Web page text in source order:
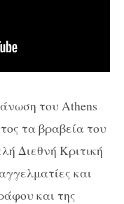
του Athens
τα βραβεία του
Διεθνή Κριτική
και
και της